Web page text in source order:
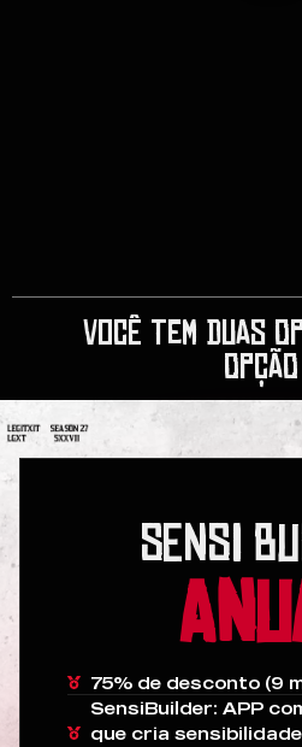
VOCÊ TEM DUAS
OPÇÃO
SENSI
75% de desconto (9
SensiBuilder: APP
que cria